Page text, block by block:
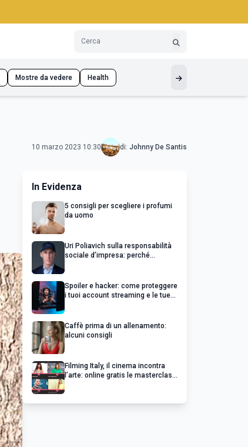
Mostre da vedere Health
10 marzo 2023 10:30 di: Johnny De Santis
In Evidenza
5 consigli per scegliere i profumi
da uomo
Uri Poliavich sulla responsabilità
sociale d’impresa: perché
Spoiler e hacker: come proteggere
i tuoi account streaming e le tue
Caffè prima di un allenamento:
alcuni consigli
Filming Italy, il cinema incontra
l’arte: online gratis le masterclass